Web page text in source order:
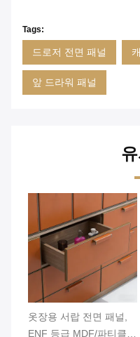
Tags:
드로저 전면 패널
앞 드라워 패널
옷장용 서랍 전면 패널,
ENF 등급 MDF/파티클